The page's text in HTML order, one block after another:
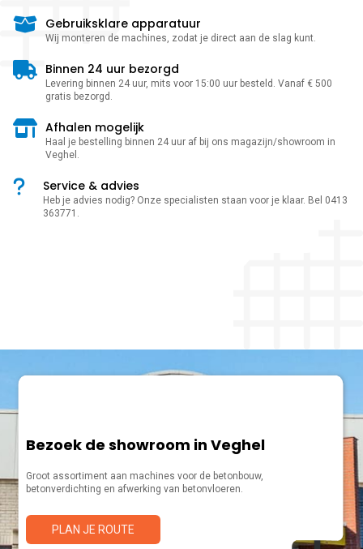
Gebruiksklare apparatuur
Wij monteren de machines, zodat je direct aan de slag kunt.
Binnen 24 uur bezorgd
Levering binnen 24 uur, mits voor 15:00 uur besteld. Vanaf € 500
gratis bezorgd.
Afhalen mogelijk
Haal je bestelling binnen 24 uur af bij ons magazijn/showroom in
Veghel.
Service & advies
Heb je advies nodig? Onze specialisten staan voor je klaar. Bel 0413
363771.
Bezoek de showroom in Veghel
Groot assortiment aan machines voor de betonbouw,
betonverdichting en afwerking van betonvloeren.
PLAN JE ROUTE